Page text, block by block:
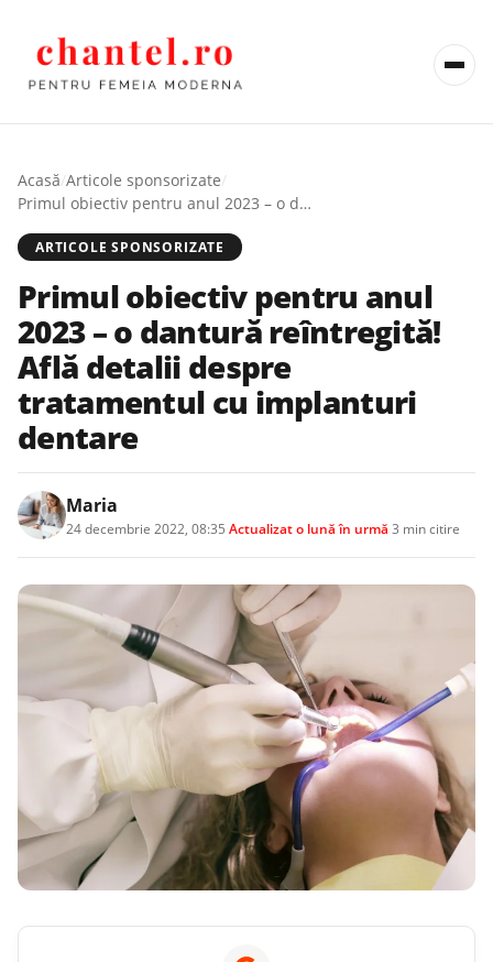
Acasă/Articole sponsorizate/
Primul obiectiv pentru anul 2023 – o dantură reîntregită! Află detalii despre tratamentul cu implanturi dentare
ARTICOLE SPONSORIZATE
Primul obiectiv pentru anul
2023 – o dantură reîntregită!
Află detalii despre
tratamentul cu implanturi
dentare
Maria
24 decembrie 2022, 08:35 Actualizato lună în urmă 3 min citire